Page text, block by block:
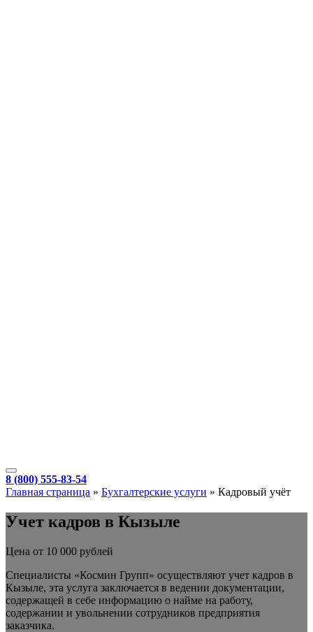
8 (800) 555-83-54
Главная страница » Бухгалтерские услуги » Кадровый учёт
Учет кадров в Кызыле
Цена от 10 000 рублей
Специалисты «Космин Групп» осуществляют учет кадров в
Кызыле, эта услуга заключается в ведении документации,
содержащей в себе информацию о найме на работу,
содержании и увольнении сотрудников предприятия
заказчика.